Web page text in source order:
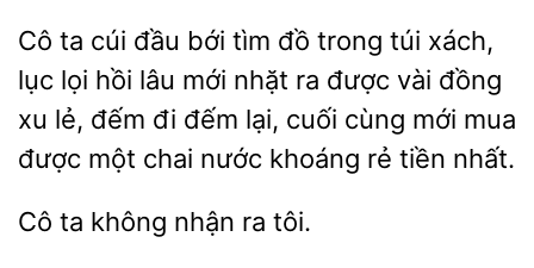
ta cúi đầu bới
đồ trong túi xách,
lục lọi hồi lâu mới nhặt ra được vài đồng
xu lẻ, đếm đi đếm lại, cuối cùng mới
được một chai nước khoáng rẻ tiền nhất.
Cô không tôi.